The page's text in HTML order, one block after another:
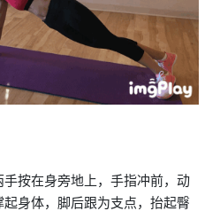
按在身旁地上，手指冲前，动
身体，脚后跟为支点，抬起臀